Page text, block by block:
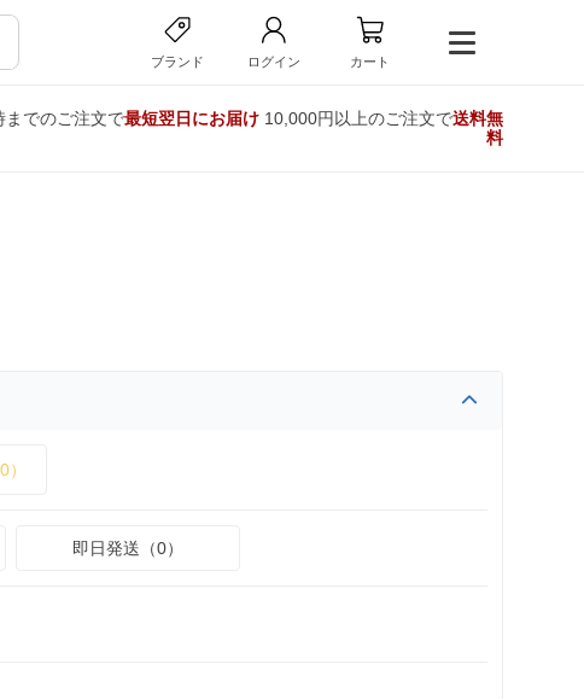
ブランド ログイン カート
までのご注文で最短翌日にお届け10,000円以上のご注文で送料無
料
即日発送（0）